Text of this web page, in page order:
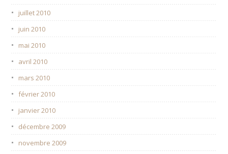
juillet 2010
juin 2010
mai 2010
avril 2010
mars 2010
février 2010
janvier 2010
décembre 2009
novembre 2009